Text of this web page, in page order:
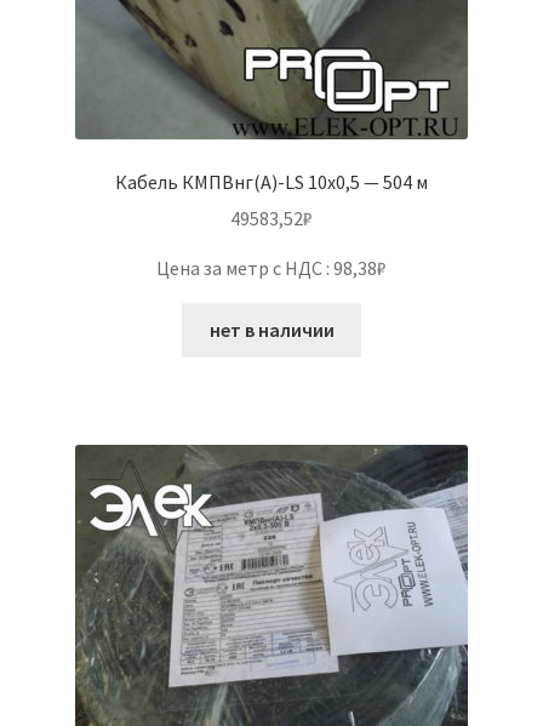
Кабель КМПВнг(А)-LS 10х0,5 — 504 м
49583,52₽
Цена за метр с НДС : 98,38₽
нет в наличии